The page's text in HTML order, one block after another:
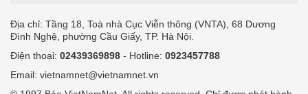
Địa chỉ: Tầng 18, Toà nhà Cục Viễn thông (VNTA), 68 Dương
Đình Nghệ, phường Cầu Giấy, TP. Hà Nội.
Điện thoại: 02439369898 - Hotline: 0923457788
Email: vietnamnet@vietnamnet.vn